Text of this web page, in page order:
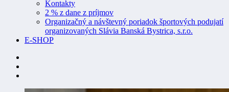
Kontakty
2 % z dane z príjmov
Organizačný a návštevný poriadok športových podujatí
organizovaných Slávia Banská Bystrica, s.r.o.
E-SHOP